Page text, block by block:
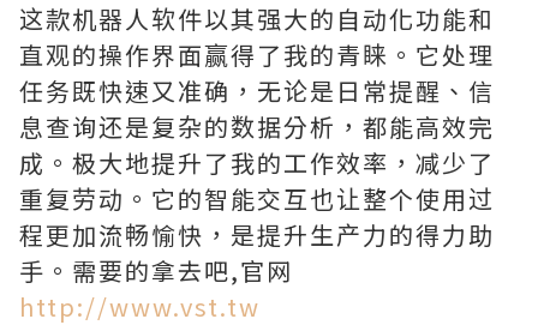
这款机器人软件以其强大的自动化功能和
直观的操作界面赢得了我的青睐。它处理
任务既快速又准确，无论是日常提醒、信
息查询还是复杂的数据分析，都能高效完
成。极大地提升了我的工作效率，减少了
重复劳动。它的智能交互也让整个使用过
程更加流畅愉快，是提升生产力的得力助
手。需要的拿去吧,官网
http://www.vst.tw